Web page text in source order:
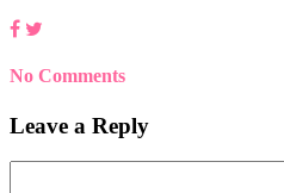
No Comments
Leave a Reply